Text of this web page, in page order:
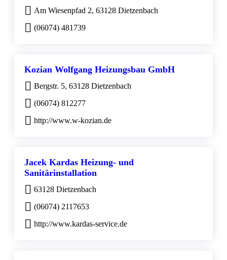
Am Wiesenpfad 2, 63128 Dietzenbach
(06074) 481739
Kozian Wolfgang Heizungsbau GmbH
Bergstr. 5, 63128 Dietzenbach
(06074) 812277
http://www.w-kozian.de
Jacek Kardas Heizung- und
Sanitärinstallation
63128 Dietzenbach
(06074) 2117653
http://www.kardas-service.de